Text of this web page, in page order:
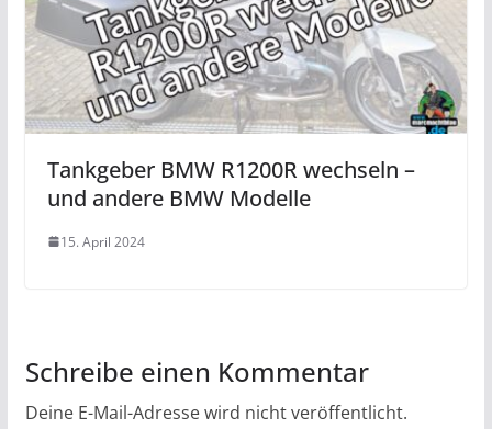
Tankgeber BMW R1200R wechseln –
und andere BMW Modelle
15. April 2024
Schreibe einen Kommentar
Deine E-Mail-Adresse wird nicht veröffentlicht.